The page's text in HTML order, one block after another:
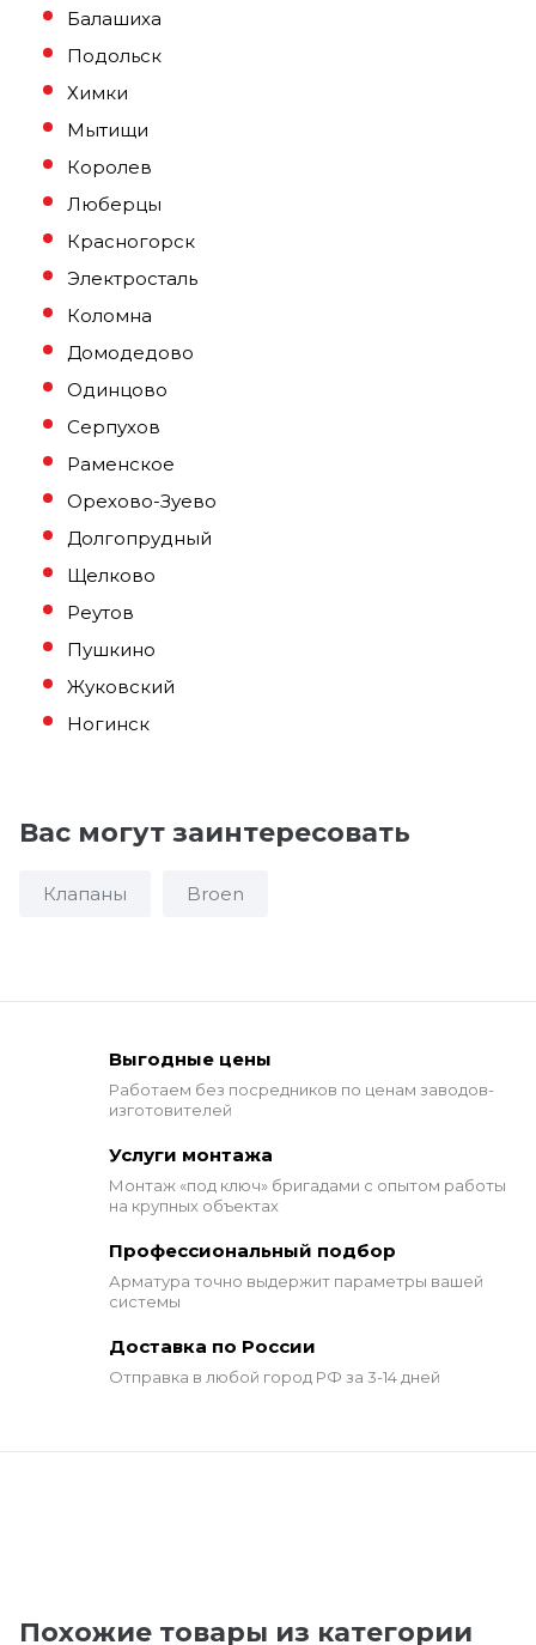
Балашиха
Подольск
Химки
Мытищи
Королев
Люберцы
Красногорск
Электросталь
Коломна
Домодедово
Одинцово
Серпухов
Раменское
Орехово-Зуево
Долгопрудный
Щелково
Реутов
Пушкино
Жуковский
Ногинск
Вас могут заинтересовать
Клапаны Broen
Выгодные цены
Работаем без посредников по ценам заводов-
изготовителей
Услуги монтажа
Монтаж «под ключ» бригадами с опытом работы
на крупных объектах
Профессиональный подбор
Арматура точно выдержит параметры вашей
системы
Доставка по России
Отправка в любой город РФ за 3-14 дней
Похожие товары из категории